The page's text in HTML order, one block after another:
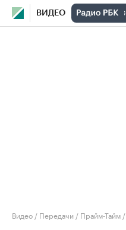
ВИДЕО
Видео / Передачи / Прайм-Тайм /